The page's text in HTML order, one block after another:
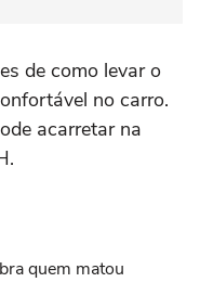
de como levar o
no carro.
acarretar na
quem matou